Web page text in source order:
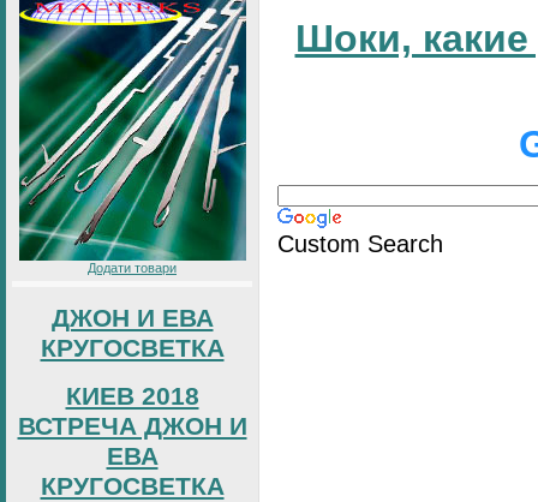
Додати товари
ДЖОН И ЕВА
КРУГОСВЕТКА
КИЕВ 2018
ВСТРЕЧА ДЖОН И
ЕВА
КРУГОСВЕТКА
Шоки, какие
Custom Search